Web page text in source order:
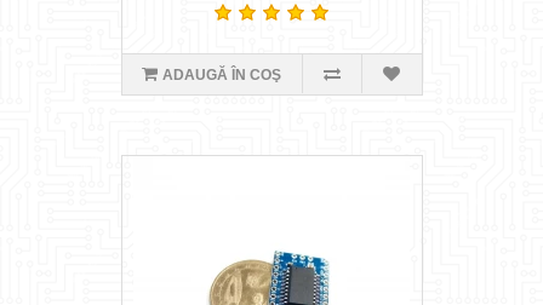
ADAUGĂ ÎN COŞ